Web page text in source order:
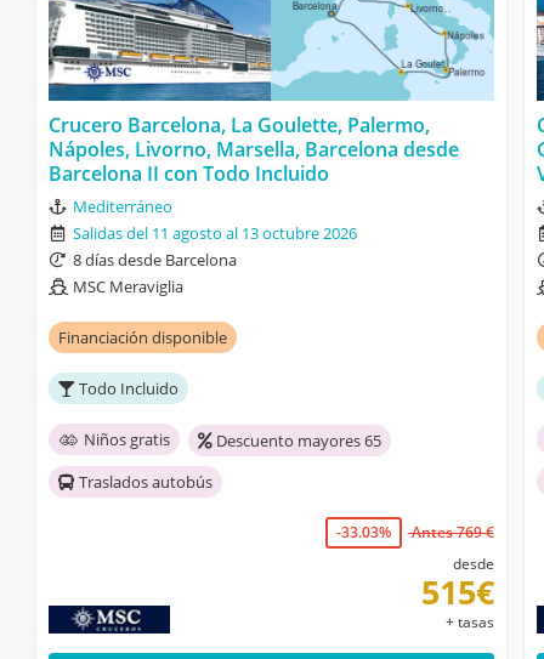
Crucero Barcelona, La Goulette, Palermo,
Nápoles, Livorno, Marsella, Barcelona desde
Barcelona II con Todo Incluido
Mediterráneo
Salidas del 11 agosto al 13 octubre 2026
8 días desde Barcelona
MSC Meraviglia
Financiación disponible
Todo Incluido
Niños gratis
Descuento mayores 65
Traslados autobús
-33.03%
Antes 769 €
desde
515€
+ tasas